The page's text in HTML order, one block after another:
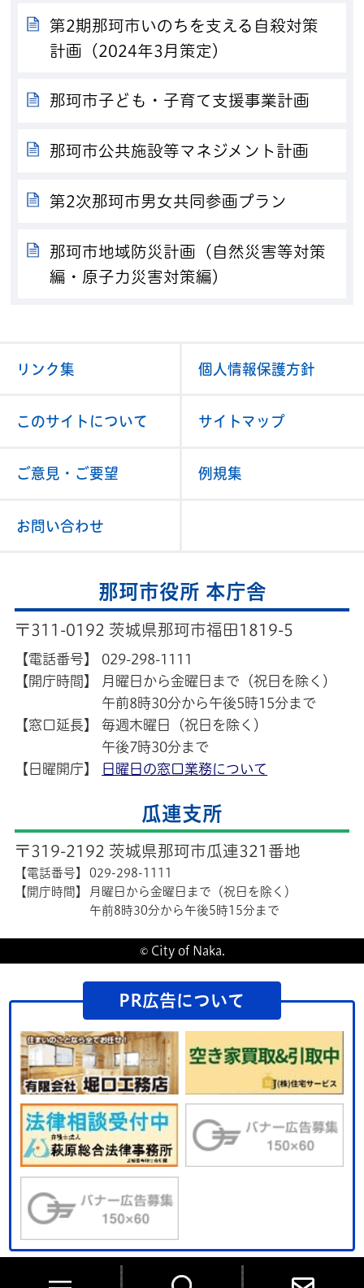
第2期那珂市いのちを支える自殺対策
計画（2024年3月策定）
那珂市子ども・子育て支援事業計画
那珂市公共施設等マネジメント計画
第2次那珂市男女共同参画プラン
那珂市地域防災計画（自然災害等対策
編・原子力災害対策編）
リンク集 個人情報保護方針
このサイトについて サイトマップ
ご意見・ご要望 例規集
お問い合わせ
那珂市役所 本庁舎
〒311-0192 茨城県那珂市福田1819-5
【電話番号】
029-298-1111
【開庁時間】
月曜日から金曜日まで（祝日を除く）
午前8時30分から午後5時15分まで
【窓口延長】
毎週木曜日（祝日を除く）
午後7時30分まで
【日曜開庁】
日曜日の窓口業務について
瓜連支所
〒319-2192 茨城県那珂市瓜連321番地
【電話番号】
029-298-1111
【開庁時間】
月曜日から金曜日まで（祝日を除く）
午前8時30分から午後5時15分まで
© City of Naka.
PR広告について